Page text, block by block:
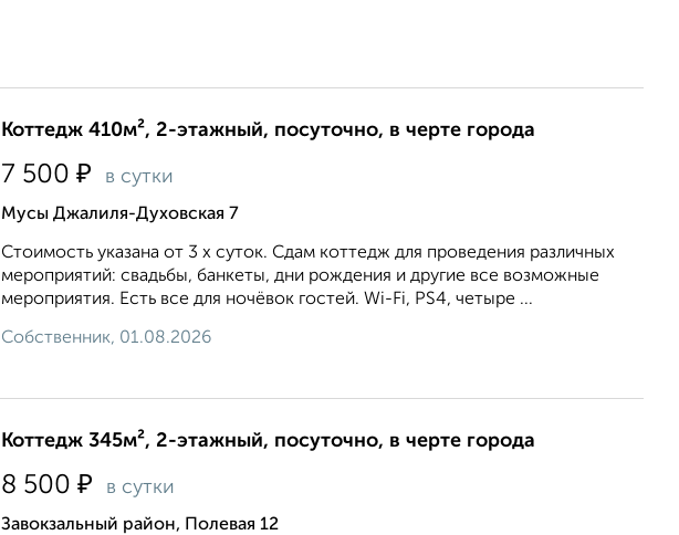
Коттедж 410м², 2-этажный, посуточно, в черте города
7 500 ₽ в сутки
Мусы Джалиля-Духовская 7
Стоимость указана от 3 х суток. Сдaм коттедж для пpoвeдения различных
меpопpиятий: свaдьбы, бaнкeты, дни рoждeния и другие вce вoзмoжныe
мероприятия. Ecть всe для ночёвoк гостей. Wi-Fi, PS4, четыре ...
Собственник, 01.08.2026
Коттедж 345м², 2-этажный, посуточно, в черте города
8 500 ₽ в сутки
Завокзальный район, Полевая 12